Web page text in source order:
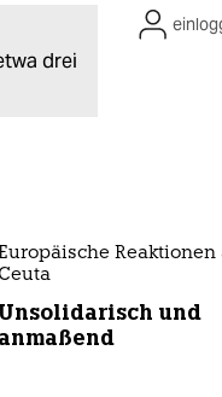
drei
Reaktionen
Ceuta
Unsolidarisch und
anmaßend